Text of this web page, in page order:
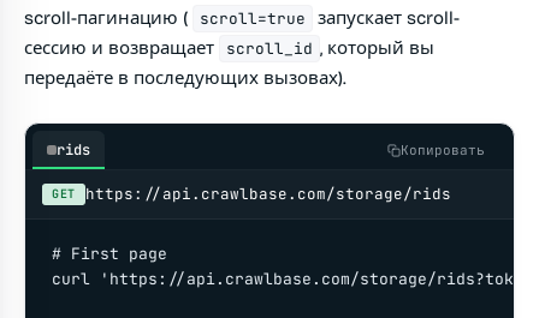
scroll-пагинацию (
scroll=true
запускает scroll-
сессию и возвращает
scroll_id , который вы
передаёте в последующих вызовах).
rids Копировать
GET https://api.crawlbase.com/storage/rids
# First page
curl 'https://api.crawlbase.com/storage/